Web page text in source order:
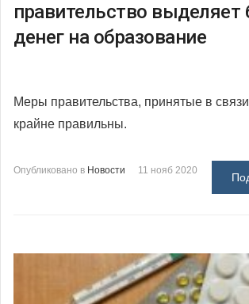
правительство выделяет
денег на образование
Меры правительства, принятые в
крайне правильны.
Опубликовано в Новости 11 нояб 2020